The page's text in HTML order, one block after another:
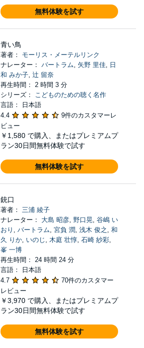
無料体験を試す
青い鳥
著者： モーリス・メーテルリンク
ナレーター： バートラム, 矢野 里佳, 日
和 みか子, 辻 留奈
再生時間： 2 時間 3 分
シリーズ： こどものための聴く名作
言語： 日本語
4.4
9件のカスタマーレ
ビュー
￥1,580 で購入、またはプレミアムプ
ラン30日間無料体験で試す
無料体験を試す
銃口
著者： 三浦 綾子
ナレーター： 大島 昭彦, 野口晃, 谷嶋 い
おり , バートラム, 宮負 潤, 浅木 俊之 , 和
久 りか, いのじ , 木庭 壮惇, 石崎 紗彩,
峯 一博
再生時間： 24 時間 24 分
言語： 日本語
4.7
70件のカスタマー
レビュー
￥3,970 で購入、またはプレミアムプ
ラン30日間無料体験で試す
無料体験を試す